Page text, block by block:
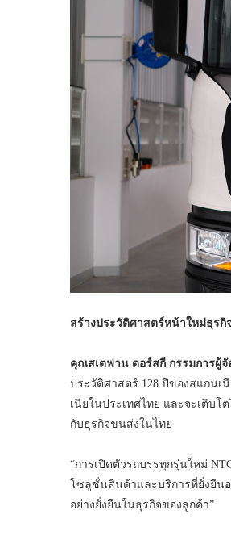
สร้างประวัติศาสตร์หน้าใหม่ธุรกิ
คุณสเตฟาน ดอร์สกี กรรมการผู้
ประวัติศาสตร์ 128 ปีของสแกนเ
เนียในประเทศไทย และจะเติบ
กับธุรกิจขนส่งในไทย
“การเปิดตัวรถบรรทุกรุ่นใหม่
โซลูชั่นสินค้าและบริการที่ยั่งยืนอ
อย่างยั่งยืนในธุรกิจของลูกค้า”